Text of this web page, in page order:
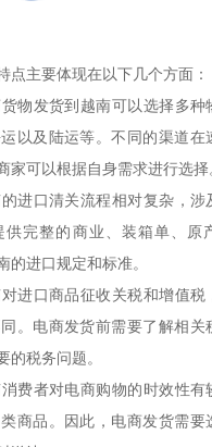
点主要体现在以下几个方面：
物发货到越南可以选择多种
以及陆运等。不同的渠道在
家可以根据自身需求进行选择
进口清关流程相对复杂，涉
完整的商业、装箱单、原
的进口规定和标准。
进口商品征收关税和增值税
。电商发货前需要了解相关
的税务问题。
费者对电商购物的时效性有
商品。因此，电商发货需要